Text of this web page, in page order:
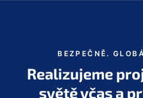
BEZPEČNĚ.
Realizujeme
světě včas a